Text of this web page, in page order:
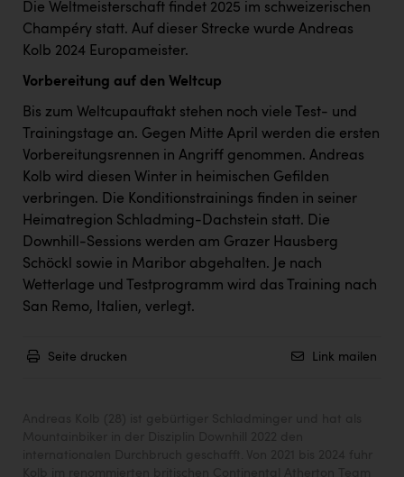
TCL
TGW Logistics
TRAILOMAT & Cycling Austria
VERITAS
Vier Diamanten
Vorlagenportal
Wir besiegen Krebs
Wirtschaftskammer OÖ
ZGONC
ZULuft - Zukunft Luft Austria
Die Weltmeisterschaft findet 2025 im schweizerischen
Champéry statt. Auf dieser Strecke wurde Andreas
Kolb 2024 Europameister.
Vorbereitung auf den Weltcup
Bis zum Weltcupauftakt stehen noch viele Test- und
Trainingstage an. Gegen Mitte April werden die ersten
Vorbereitungsrennen in Angriff genommen. Andreas
Kolb wird diesen Winter in heimischen Gefilden
verbringen. Die Konditionstrainings finden in seiner
Heimatregion Schladming-Dachstein statt. Die
Downhill-Sessions werden am Grazer Hausberg
Schöckl sowie in Maribor abgehalten. Je nach
Wetterlage und Testprogramm wird das Training nach
San Remo, Italien, verlegt.
Seite drucken Link mailen